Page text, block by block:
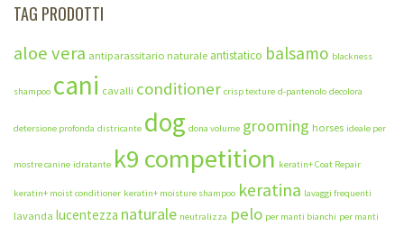
TAG PRODOTTI
aloe vera antiparassitario naturale antistatico balsamo blackness
shampoo cani cavalli conditioner crisp texture d-pantenolo decolora
detersione profonda districante dog dona volume grooming horses ideale per
mostre canine idratante k9 competition keratin+ Coat Repair
keratin+ moist conditioner keratin+ moisture shampoo keratina lavaggi frequenti
lavanda lucentezza naturale neutralizza pelo per manti bianchi per manti